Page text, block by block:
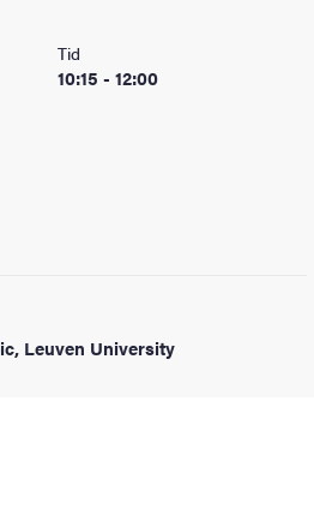
Tid
10:15 - 12:00
Leuven University